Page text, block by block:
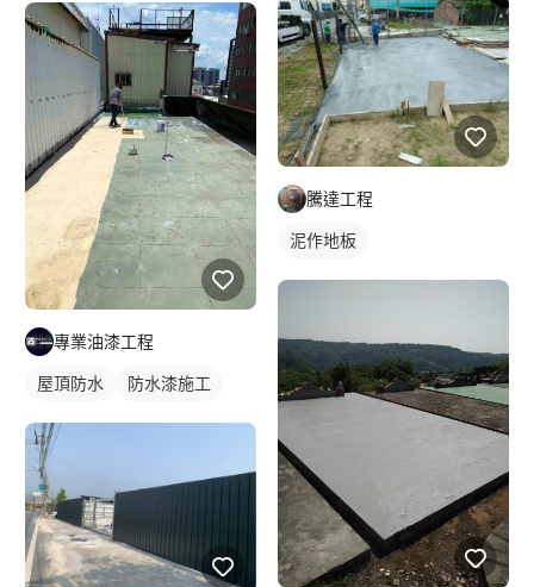
專業油漆工程
屋頂防水 防水漆施工
騰達工程
泥作地板